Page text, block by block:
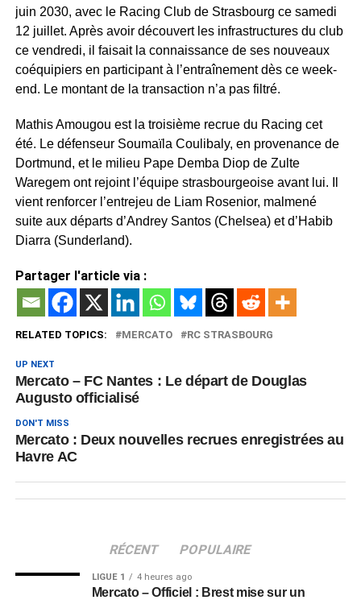
juin 2030, avec le Racing Club de Strasbourg ce samedi
12 juillet. Après avoir découvert les infrastructures du club
ce vendredi, il faisait la connaissance de ses nouveaux
coéquipiers en participant à l’entraînement dès ce week-
end. Le montant de la transaction n’a pas filtré.
Mathis Amougou est la troisième recrue du Racing cet
été. Le défenseur Soumaïla Coulibaly, en provenance de
Dortmund, et le milieu Pape Demba Diop de Zulte
Waregem ont rejoint l’équipe strasbourgeoise avant lui. Il
vient renforcer l’entrejeu de Liam Rosenior, malmené
suite aux départs d’Andrey Santos (Chelsea) et d’Habib
Diarra (Sunderland).
Partager l'article via :
RELATED TOPICS: MERCATO RC STRASBOURG
UP NEXT
Mercato – FC Nantes : Le départ de Douglas
Augusto officialisé
DON'T MISS
Mercato : Deux nouvelles recrues enregistrées au
Havre AC
RÉCENT POPULAIRE
LIGUE 1 4 heures ago
Mercato – Officiel : Brest mise sur un